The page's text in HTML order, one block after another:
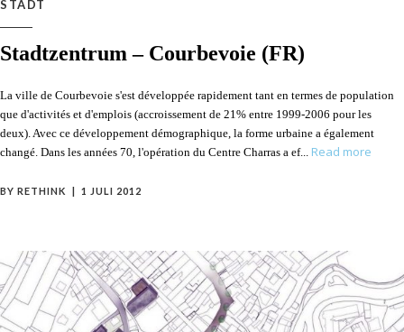
STADT
Stadtzentrum – Courbevoie (FR)
La ville de Courbevoie s'est développée rapidement tant en termes de population
que d'activités et d'emplois (accroissement de 21% entre 1999-2006 pour les
deux). Avec ce développement démographique, la forme urbaine a également
changé. Dans les années 70, l'opération du Centre Charras a ef
Read more
BY RETHINK 1 JULI 2012